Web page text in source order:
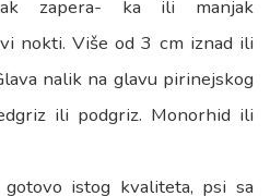
zapera- ka ili manjak
nokti. Više od 3 cm iznad ili
nalik na glavu pirinejskog
ili podgriz. Monorhid ili
istog kvaliteta, psi sa